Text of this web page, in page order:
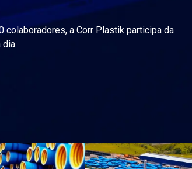
colaboradores, a Corr Plastik participa da